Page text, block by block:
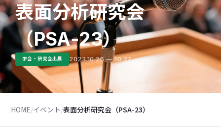
表面分析研究会
（PSA-23）
学会・研究会出展 2023.10.26 — 10.27
HOME/イベント/表面分析研究会（PSA-23）